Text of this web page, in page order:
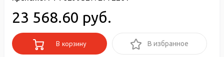
23 568.60 руб.
В корзину В избранное